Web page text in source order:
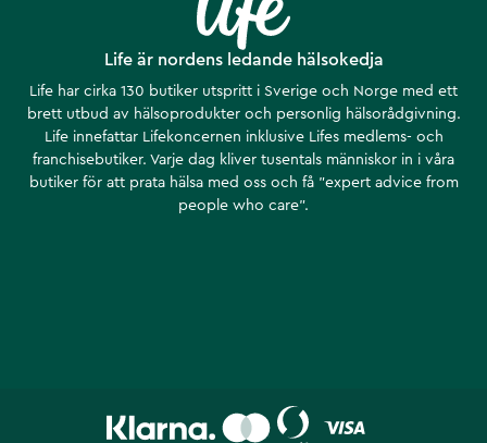
Life är nordens ledande hälsokedja
Life har cirka 130 butiker utspritt i Sverige och Norge med ett
brett utbud av hälsoprodukter och personlig hälsorådgivning.
Life innefattar Lifekoncernen inklusive Lifes medlems- och
franchisebutiker. Varje dag kliver tusentals människor in i våra
butiker för att prata hälsa med oss och få ”expert advice from
people who care”.